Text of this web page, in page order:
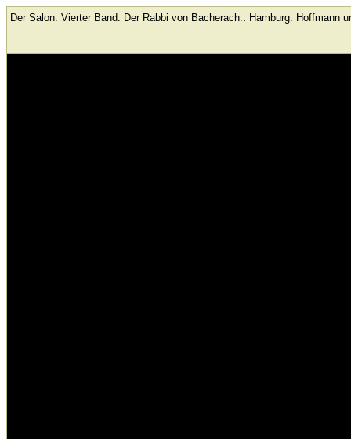
Der Salon. Vierter Band. Der Rabbi von Bacherach.. Hamburg: Hoffmann